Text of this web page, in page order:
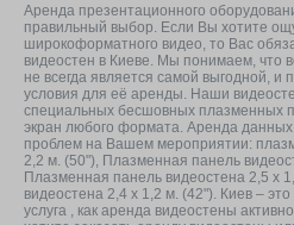
Аренда презентационного
правильный выбор. Если Вы хотите
широкоформатного видео, то Вас
видеостен в Киеве. Мы понимаем, что
не всегда является самой выгодной,
условия для её аренды. Наши
специальных бесшовных плазменных
экран любого формата. Аренда
проблем на Вашем мероприятии:
2,2 м. (50"), Плазменная панель
Плазменная панель видеостена 2,5 x
видеостена 2,4 x 1,2 м. (42"). Киев – это
услуга , как аренда видеостены